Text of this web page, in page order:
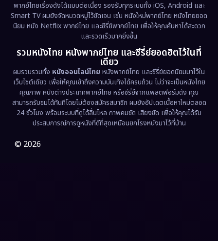
Epic มหากาพย์ (222)
Erotic (36)
Family ครอบครัว (371)
Fantasy จินตนาการ (333)
Fiction (9)
Film (57)
Gothic
พากย์ไทยเรื่องดังได้แบบต่อเนื่อง รองรับทุกระบบทั้ง iOS, Android และ
Smart TV ผมยังจัดหมวดหมู่ไว้ชัดเจน เช่น หนังใหม่พากย์ไทย หนังไทยยอด
นิยม หนัง Netflix พากย์ไทย และซีรี่ย์พากย์ไทย เพื่อให้คุณค้นหาได้สะดวก
และรวดเร็วมากยิ่งขึ้น
รวมหนังไทย หนังพากย์ไทย และซีรี่ย์ยอดฮิตไว้ในที่
เดียว
ผมรวบรวมทั้ง หนังออนไลน์ไทย หนังพากย์ไทย และซีรี่ย์ยอดนิยมมาไว้ใน
เว็บไซต์เดียว เพื่อให้คุณเข้าถึงความบันเทิงได้ครบถ้วน ไม่ว่าจะเป็นหนังไทย
คุณภาพ หนังต่างประเทศพากย์ไทย หรือซีรี่ย์จากแพลตฟอร์มดัง คุณ
สามารถรับชมได้ทันทีโดยไม่ต้องสมัครสมาชิก ผมยังอัปเดตเนื้อหาใหม่ตลอด
24 ชั่วโมง พร้อมระบบที่ดูได้ลื่นไหล ภาพคมชัด เสียงชัด เพื่อให้คุณได้รับ
ประสบการณ์การดูหนังที่ดีที่สุดเหมือนยกโรงหนังมาไว้ที่บ้าน
© 2026